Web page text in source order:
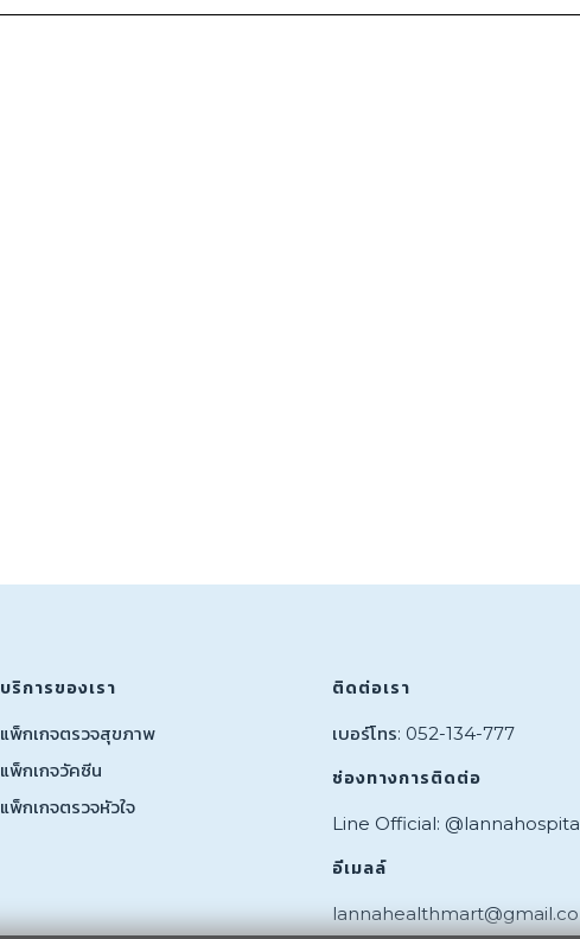
บริการของเรา
แพ็กเกจตรวจสุขภาพ
แพ็กเกจวัคซีน
แพ็กเกจตรวจหัวใจ
ติดต่อเรา
เบอร์โทร: 052-134-777
ช่องทางการติดต่อ
Line Official:
อีเมลล์